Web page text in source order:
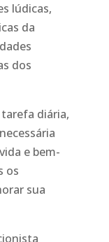
lúdicas,
da
dos
diária,
e bem-
os
sua